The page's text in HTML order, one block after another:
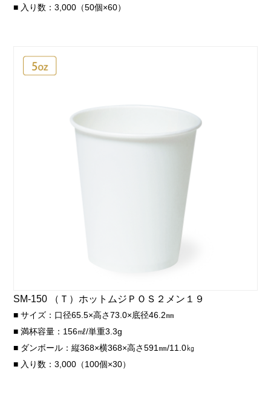
■ 入り数：3,000（50個×60）
SM-150 （Ｔ）ホットムジＰＯＳ２メン１９
■ サイズ：口径65.5×高さ73.0×底径46.2㎜
■ 満杯容量：156㎖/単重3.3g
■ ダンボール：縦368×横368×高さ591㎜/11.0㎏
■ 入り数：3,000（100個×30）